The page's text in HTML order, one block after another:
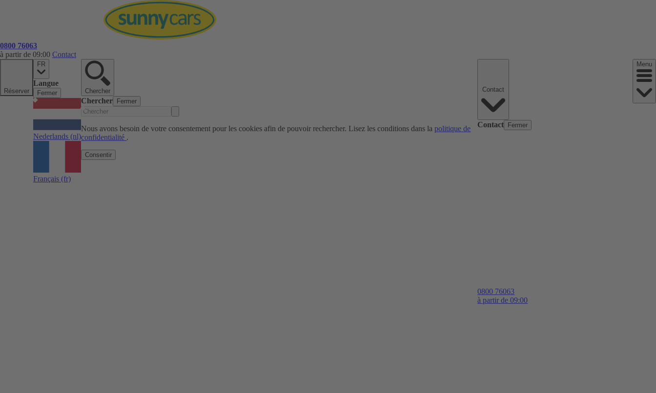
0800 76063
à partir de 09:00 Contact
Réserver
FR
Langue
Fermer
Nederlands (nl)
Français (fr)
Chercher
Chercher Fermer
Nous avons besoin de votre consentement pour les cookies afin de pouvoir rechercher. Lisez les conditions dans la politique de
confidentialité .
Consentir
Contact Fermer
0800 76063
à partir de 09:00
Menu